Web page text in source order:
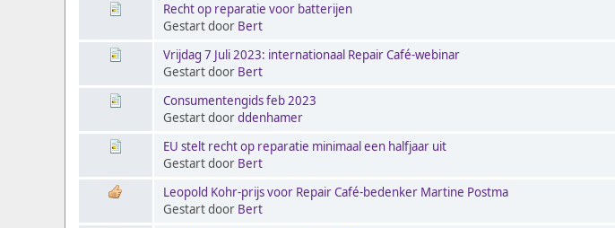
Recht op reparatie voor batterijen
Gestart door Bert
Vrijdag 7 Juli 2023: internationaal Repair Café-webinar
Gestart door Bert
Consumentengids feb 2023
Gestart doorddenhamer
EU stelt recht op reparatie minimaal een halfjaar uit
Gestart door Bert
Leopold Kohr-prijs voor Repair Café-bedenker Martine Postma
Gestart door Bert